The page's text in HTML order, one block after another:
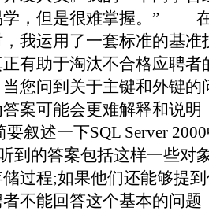
学，但是很难掌握。” 在
我运用了一套标准的基
有助于淘汰不合格应聘
您问到关于主键和外键
案可能会更难解释和说
叙述一下SQL Server
的答案包括这样一些对
过程;如果他们还能够提
不能回答这个基本的问